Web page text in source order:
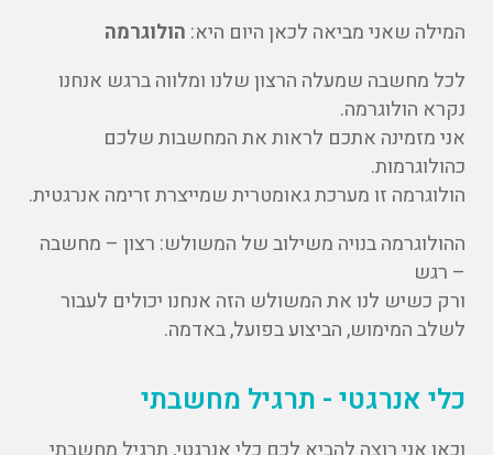
המילה שאני מביאה לכאן היום היא: הולוגרמה
לכל מחשבה שמעלה הרצון שלנו ומלווה ברגש אנחנו
נקרא הולוגרמה.
אני מזמינה אתכם לראות את המחשבות שלכם
כהולוגרמות.
הולוגרמה זו מערכת גאומטרית שמייצרת זרימה אנרגטית.
ההולוגרמה בנויה משילוב של המשולש: רצון – מחשבה
– רגש
ורק כשיש לנו את המשולש הזה אנחנו יכולים לעבור
לשלב המימוש, הביצוע בפועל, באדמה.
כלי אנרגטי - תרגיל מחשבתי